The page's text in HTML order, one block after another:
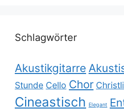
Schlagwörter
Akustikgitarre
Stunde Cello Chor
Cineastisch Elegant